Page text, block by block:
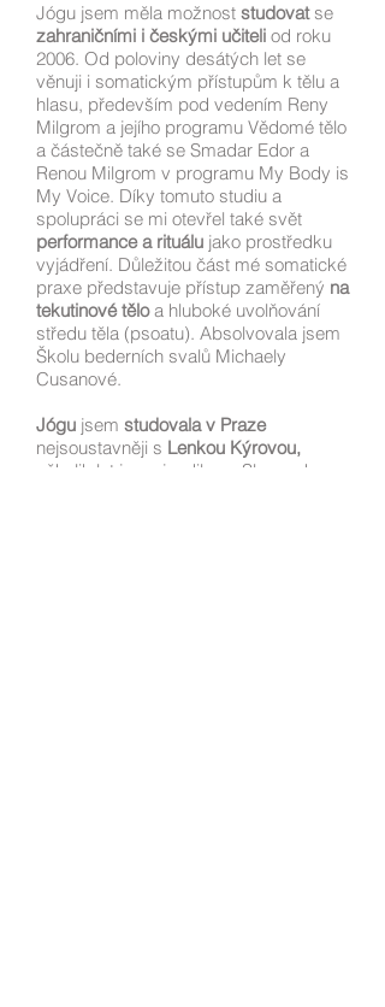
Jógu jsem měla možnost studovat se
zahraničními i českými učiteli od roku
2006. Od poloviny desátých let se
věnuji i somatickým přístupům k tělu a
hlasu, především pod vedením Reny
Milgrom a jejího programu Vědomé tělo
a částečně také se Smadar Edor a
Renou Milgrom v programu My Body is
My Voice. Díky tomuto studiu a
spolupráci se mi otevřel také svět
performance a rituálu jako prostředku
vyjádření. Důležitou část mé somatické
praxe představuje přístup zaměřený na
tekutinové těloa hluboké uvolňování
středu těla (psoatu). Absolvovala jsem
Školu bederních svalů Michaely
Cusanové.
Jógu jsem studovala v Praze
nejsoustavněji s Lenkou Kýrovou,
několik let jsem jezdila na Slovensko za